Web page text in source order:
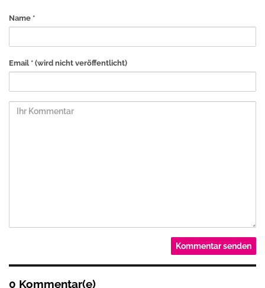
Name *
Email * (wird nicht veröffentlicht)
0 Kommentar(e)